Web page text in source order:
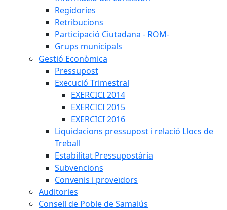
Regidories
Retribucions
Participació Ciutadana - ROM-
Grups municipals
Gestió Econòmica
Pressupost
Execució Trimestral
EXERCICI 2014
EXERCICI 2015
EXERCICI 2016
Liquidacions pressupost i relació Llocs de
Treball
Estabilitat Pressupostària
Subvencions
Convenis i proveïdors
Auditories
Consell de Poble de Samalús